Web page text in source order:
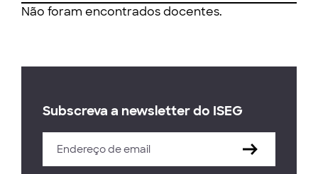
Não foram encontrados docentes.
Subscreva a newsletter do ISEG